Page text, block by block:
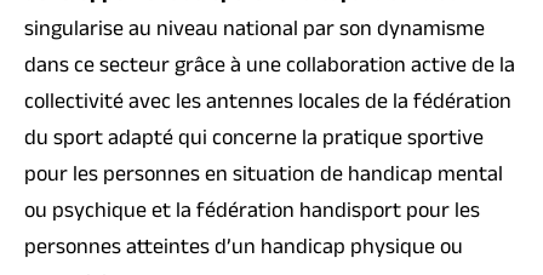
singularise au niveau national par son dynamisme
dans ce secteur grâce à une collaboration active de la
collectivité avec les antennes locales de la fédération
du sport adapté qui concerne la pratique sportive
pour les personnes en situation de handicap mental
ou psychique et la fédération handisport pour les
personnes atteintes d’un handicap physique ou